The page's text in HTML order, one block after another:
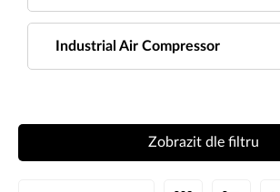
Industrial Air Compressor
Zobrazit dle filtru